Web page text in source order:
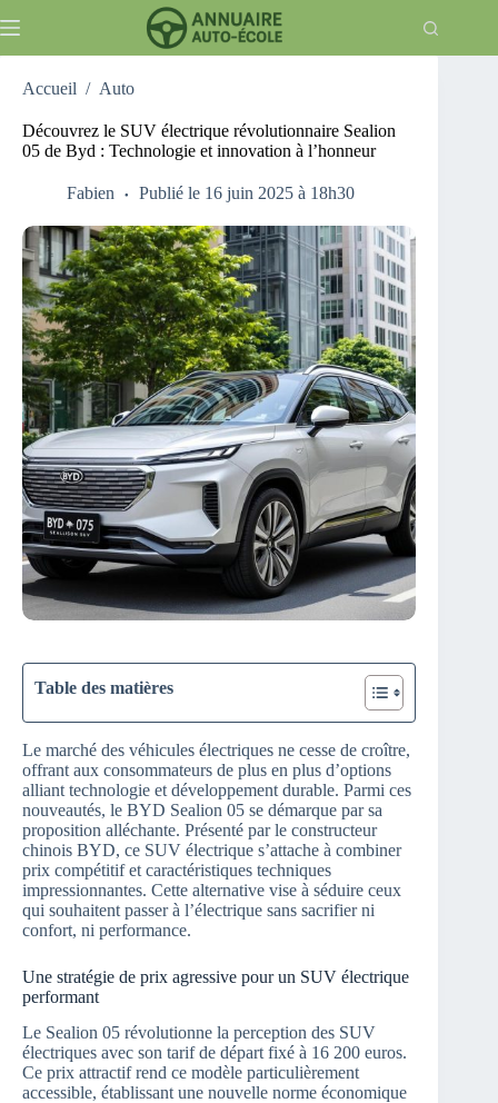
au
Accueil / Auto
Découvrez le SUV électrique révolutionnaire Sealion
05 de Byd : Technologie et innovation à l’honneur
Fabien Publié le 16 juin 2025 à 18h30
Table des matières
Le marché des véhicules électriques ne cesse de croître,
offrant aux consommateurs de plus en plus d’options
alliant technologie et développement durable. Parmi ces
nouveautés, le BYD Sealion 05 se démarque par sa
proposition alléchante. Présenté par le constructeur
chinois BYD, ce SUV électrique s’attache à combiner
prix compétitif et caractéristiques techniques
impressionnantes. Cette alternative vise à séduire ceux
qui souhaitent passer à l’électrique sans sacrifier ni
confort, ni performance.
Une stratégie de prix agressive pour un SUV électrique
performant
Le Sealion 05 révolutionne la perception des SUV
électriques avec son tarif de départ fixé à 16 200 euros.
Ce prix attractif rend ce modèle particulièrement
accessible, établissant une nouvelle norme économique